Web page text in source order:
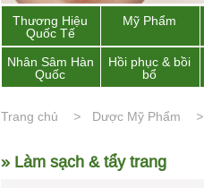
Thương Hiệu
Quốc Tế
Mỹ Phẩm
Nhân Sâm Hàn
Quốc
Hồi phục & bồi
bổ
Trang chủ Dược Mỹ Phẩm
» Làm sạch & tẩy trang